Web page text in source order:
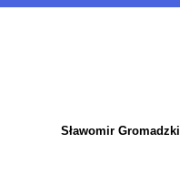
Sławomir Gromadzki